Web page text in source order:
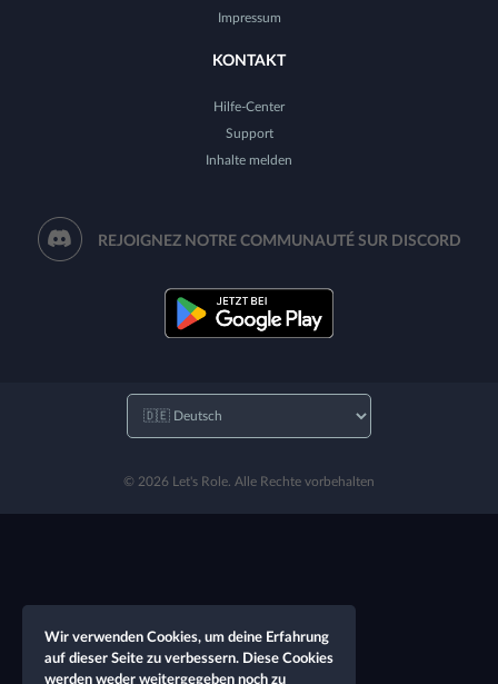
Impressum
KONTAKT
Hilfe-Center
Support
Inhalte melden
REJOIGNEZ NOTRE COMMUNAUTÉ SUR DISCORD
© 2026 Let's Role. Alle Rechte vorbehalten
Wir verwenden Cookies, um deine Erfahrung
auf dieser Seite zu verbessern. Diese Cookies
werden weder weitergegeben noch zu